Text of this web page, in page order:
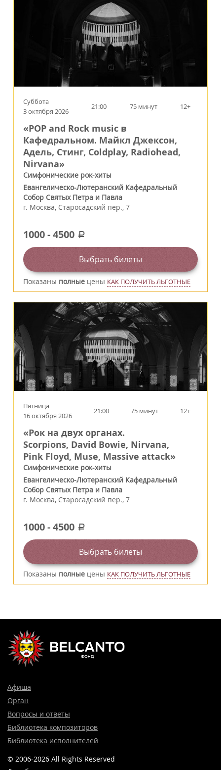
Суббота
3 октября 2026
21:00 75 минут 12+
«POP and Rock music в
Кафедральном. Майкл Джексон,
Адель, Стинг, Coldplay, Radiohead,
Nirvana»
Симфонические рок-хиты
Евангелическо-Лютеранский Кафедральный
Собор Святых Петра и Павла
г. Москва, Старосадский пер., 7
1000-4500 a
Выбрать билеты
Показаны полные цены КАК ПОЛУЧИТЬ ЛЬГОТНЫЕ
Пятница
16 октября 2026
21:00 75 минут 12+
«Рок на двух органах.
Scorpions, David Bowie, Nirvana,
Pink Floyd, Muse, Massive attack»
Симфонические рок-хиты
Евангелическо-Лютеранский Кафедральный
Собор Святых Петра и Павла
г. Москва, Старосадский пер., 7
1000-4500 a
Выбрать билеты
Показаны полные цены КАК ПОЛУЧИТЬ ЛЬГОТНЫЕ
Афиша
Орган
Вопросы и ответы
Библиотека композиторов
Библиотека исполнителей
© 2006-2026 All Rights Reserved